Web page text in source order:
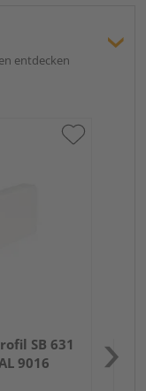
entdecken
SB 631
9016